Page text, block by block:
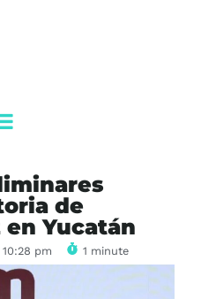
de
en Yucatán
10:28 pm 1 minute